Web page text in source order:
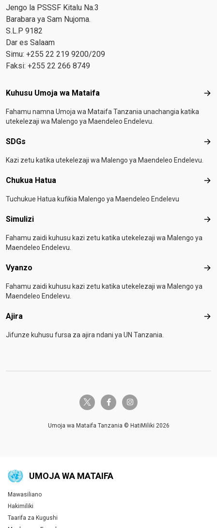
Jengo la PSSSF Kitalu Na.3
Barabara ya Sam Nujoma.
S.L.P 9182
Dar es Salaam
Simu: +255 22 219 9200/209
Faksi: +255 22 266 8749
Footer menu
Kuhusu Umoja wa Mataifa
Fahamu namna Umoja wa Mataifa Tanzania unachangia katika
utekelezaji wa Malengo ya Maendeleo Endelevu.
SDGs
Kazi zetu katika utekelezaji wa Malengo ya Maendeleo Endelevu.
Chukua Hatua
Tuchukue Hatua kufikia Malengo ya Maendeleo Endelevu
Simulizi
Fahamu zaidi kuhusu kazi zetu katika utekelezaji wa Malengo ya
Maendeleo Endelevu.
Vyanzo
Fahamu zaidi kuhusu kazi zetu katika utekelezaji wa Malengo ya
Maendeleo Endelevu.
Ajira Ajira
Jifunze kuhusu fursa za ajira ndani ya UN Tanzania.
twitter-x facebook-finstagram
Umoja wa Mataifa Tanzania © HatiMiliki 2026
UMOJA WA MATAIFA
Global U.N. menu
Mawasiliano
Hakimiliki
Taarifa za Kugushi